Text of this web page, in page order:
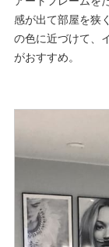
感が出て部屋を狭
の色に近づけて、
がおすすめ。